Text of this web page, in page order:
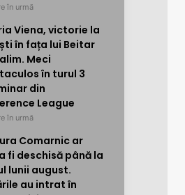
în urmă
Viena, victorie la
în fața lui Beitar
Meci
în turul 3
din
League
în urmă
Comarnic ar
fi deschisă până la
lunii august.
au intrat în